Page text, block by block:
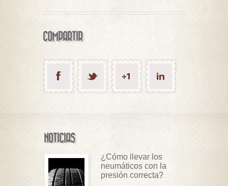
COMPARTIR
NOTICIAS
¿Cómo llevar los
neumáticos con la
presión correcta?